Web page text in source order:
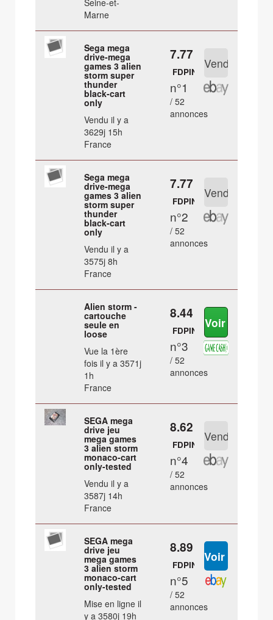
Seine-et-
Marne
Sega mega
drive-mega
games 3 alien
storm super
thunder
black-cart
only
Vendu il y a
3629j 15h
France
7.77 €
FDPIN
n°1
/ 52
annonces
Sega mega
drive-mega
games 3 alien
storm super
thunder
black-cart
only
Vendu il y a
3575j 8h
France
7.77 €
FDPIN
n°2
/ 52
annonces
Alien storm -
cartouche
seule en
loose
Vue la 1ère
fois il y a 3571j
1h
France
8.44 €
FDPIN
n°3
/ 52
annonces
SEGA mega
drive jeu
mega games
3 alien storm
monaco-cart
only-tested
Vendu il y a
3587j 14h
France
8.62 €
FDPIN
n°4
/ 52
annonces
SEGA mega
drive jeu
mega games
3 alien storm
monaco-cart
only-tested
Mise en ligne il
y a 3580j 19h
8.89 €
FDPIN
n°5
/ 52
annonces